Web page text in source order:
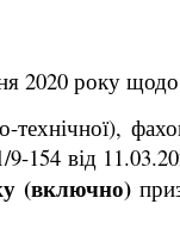
року щодо
технічної),
154 від
(включно)